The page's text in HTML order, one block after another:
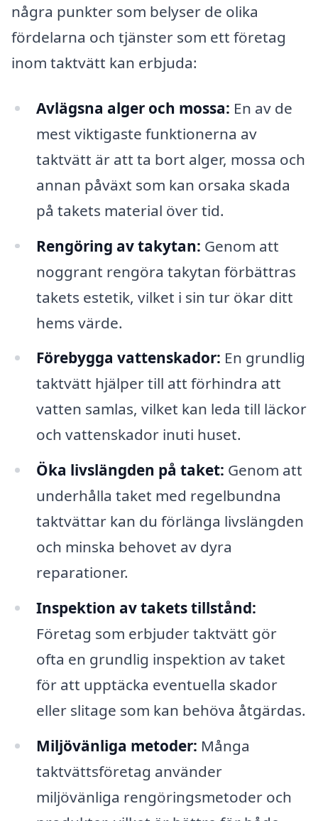
några punkter som belyser de olika
fördelarna och tjänster som ett företag
inom taktvätt kan erbjuda:
Avlägsna alger och mossa: En av de
mest viktigaste funktionerna av
taktvätt är att ta bort alger, mossa och
annan påväxt som kan orsaka skada
på takets material över tid.
Rengöring av takytan: Genom att
noggrant rengöra takytan förbättras
takets estetik, vilket i sin tur ökar ditt
hems värde.
Förebygga vattenskador: En grundlig
taktvätt hjälper till att förhindra att
vatten samlas, vilket kan leda till läckor
och vattenskador inuti huset.
Öka livslängden på taket: Genom att
underhålla taket med regelbundna
taktvättar kan du förlänga livslängden
och minska behovet av dyra
reparationer.
Inspektion av takets tillstånd:
Företag som erbjuder taktvätt gör
ofta en grundlig inspektion av taket
för att upptäcka eventuella skador
eller slitage som kan behöva åtgärdas.
Miljövänliga metoder: Många
taktvättsföretag använder
miljövänliga rengöringsmetoder och